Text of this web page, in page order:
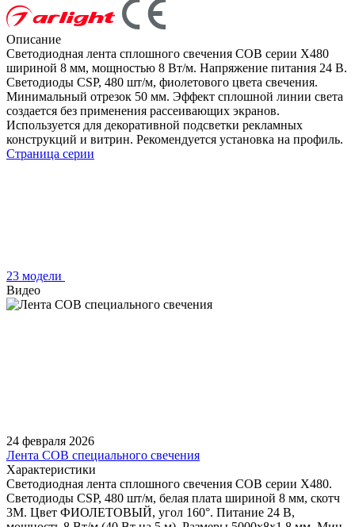
Описание
Светодиодная лента сплошного свечения COB серии X480
шириной 8 мм, мощностью 8 Вт/м. Напряжение питания 24 В.
Светодиоды CSP, 480 шт/м, фиолетового цвета свечения.
Минимальный отрезок 50 мм. Эффект сплошной линии света
создается без применения рассеивающих экранов.
Используется для декоративной подсветки рекламных
конструкций и витрин. Рекомендуется установка на профиль.
Страница серии
23 модели
Видео
24 февраля 2026
Лента COB специального свечения
Характеристики
Светодиодная лента сплошного свечения COB серии X480.
Светодиоды CSP, 480 шт/м, белая плата шириной 8 мм, скотч
3M. Цвет ФИОЛЕТОВЫЙ, угол 160°. Питание 24 В,